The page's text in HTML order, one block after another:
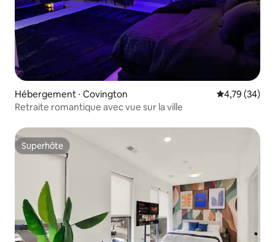
Hébergement ⋅ Covington Évaluation
4,79 (34)
Retraite romantique avec vue sur la ville
Superhôte
Superhôte